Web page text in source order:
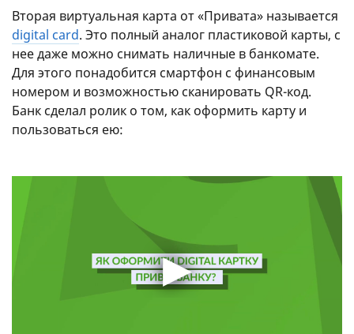
Вторая виртуальная карта от «Привата» называется
digital card. Это полный аналог пластиковой карты, с
нее даже можно снимать наличные в банкомате.
Для этого понадобится смартфон с финансовым
номером и возможностью сканировать QR-код.
Банк сделал ролик о том, как оформить карту и
пользоваться ею: